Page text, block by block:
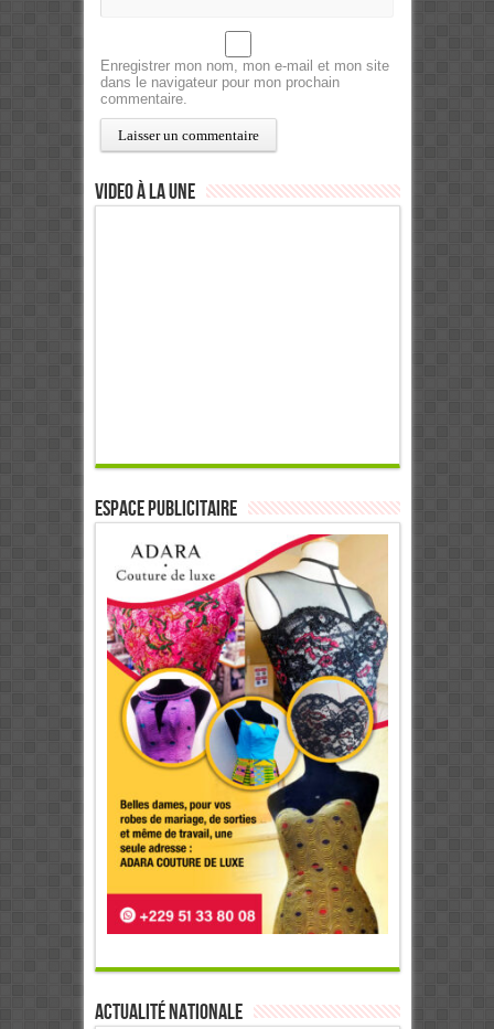
Enregistrer mon nom, mon e-mail et mon site
dans le navigateur pour mon prochain
commentaire.
Video à la Une
ESPACE PUBLICITAIRE
Actualité Nationale